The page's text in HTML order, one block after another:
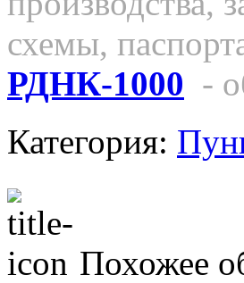
схемы,
РДНК-1000 -
Категория:
Похожее